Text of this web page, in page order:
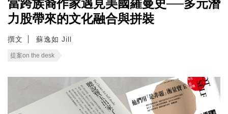
當跨族裔作家遇見美國羅曼史──多元潛
力股帶來的文化融合與拼裝
撰文 蘇逸如 Jill
提案on the desk